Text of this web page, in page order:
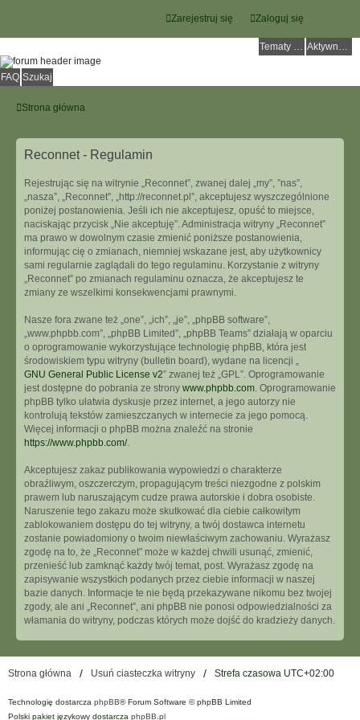
Zaloguj się
Zarejestruj się
Tematy bez odpowiedzi Aktywne tematy
FAQ Szukaj
Strona główna
Reconnet - Regulamin
Rejestrując się na witrynie „Reconnet”, zwanej dalej „my”, ”nas”,
„nasza”, „Reconnet”, „http://reconnet.pl”, akceptujesz wyszczególnione
poniżej postanowienia. Jeśli ich nie akceptujesz, opuść to miejsce,
naciskając przycisk „Nie akceptuję”. Administracja witryny „Reconnet”
ma prawo w dowolnym czasie zmienić poniższe postanowienia,
informując cię o zmianach, niemniej wskazane jest, aby użytkownicy
sami regularnie zaglądali do tego regulaminu. Korzystanie z witryny
„Reconnet” po zmianach regulaminu oznacza, że akceptujesz te
zmiany ze wszelkimi konsekwencjami prawnymi.
Nasze fora zwane też „one”, „ich”, „je”, „phpBB software”,
„www.phpbb.com”, „phpBB Limited”, „phpBB Teams” działają w oparciu
o oprogramowanie wykorzystujące technologię phpBB, która jest
środowiskiem typu witryny (bulletin board), wydane na licencji „
GNU General Public License v2” zwanej też „GPL”. Oprogramowanie
jest dostępne do pobrania ze strony www.phpbb.com. Oprogramowanie
phpBB tylko ułatwia dyskusje przez internet, a jego autorzy nie
kontrolują tekstów zamieszczanych w internecie za jego pomocą.
Więcej informacji o phpBB można znaleźć na stronie
https://www.phpbb.com/.
Akceptujesz zakaz publikowania wypowiedzi o charakterze
obraźliwym, oszczerczym, propagującym treści niezgodne z polskim
prawem lub naruszającym cudze prawa autorskie i dobra osobiste.
Naruszenie tego zakazu może skutkować dla ciebie całkowitym
zablokowaniem dostępu do tej witryny, a twój dostawca internetu
zostanie powiadomiony o twoim niewłaściwym zachowaniu. Wyrażasz
zgodę na to, że „Reconnet” może w każdej chwili usunąć, zmienić,
przenieść lub zamknąć każdy twój temat, post. Wyrażasz zgodę na
zapisywanie wszystkich podanych przez ciebie informacji w naszej
bazie danych. Informacje te nie będą przekazywane nikomu bez twojej
zgody, ale ani „Reconnet”, ani phpBB nie ponosi odpowiedzialności za
włamania do witryny, podczas których może dojść do kradzieży danych.
Strona główna Usuń ciasteczka witryny Strefa czasowa UTC+02:00
Technologię dostarcza phpBB® Forum Software © phpBB Limited
Polski pakiet językowy dostarcza phpBB.pl